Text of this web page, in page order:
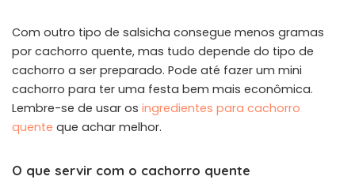
Com outro tipo de salsicha consegue menos gramas
por cachorro quente, mas tudo depende do tipo de
cachorro a ser preparado. Pode até fazer um mini
cachorro para ter uma festa bem mais econômica.
Lembre-se de usar os ingredientes para cachorro
quente que achar melhor.
O que servir com o cachorro quente